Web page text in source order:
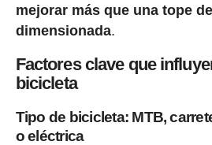
mejorar más que una tope
dimensionada.
Factores clave que
bicicleta
Tipo de bicicleta: MTB,
o eléctrica